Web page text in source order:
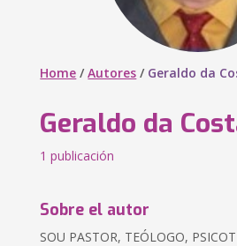
Home /Autores / Geraldo da
Geraldo da
1 publicación
Sobre el autor
SOU PASTOR, TEÓLOGO,